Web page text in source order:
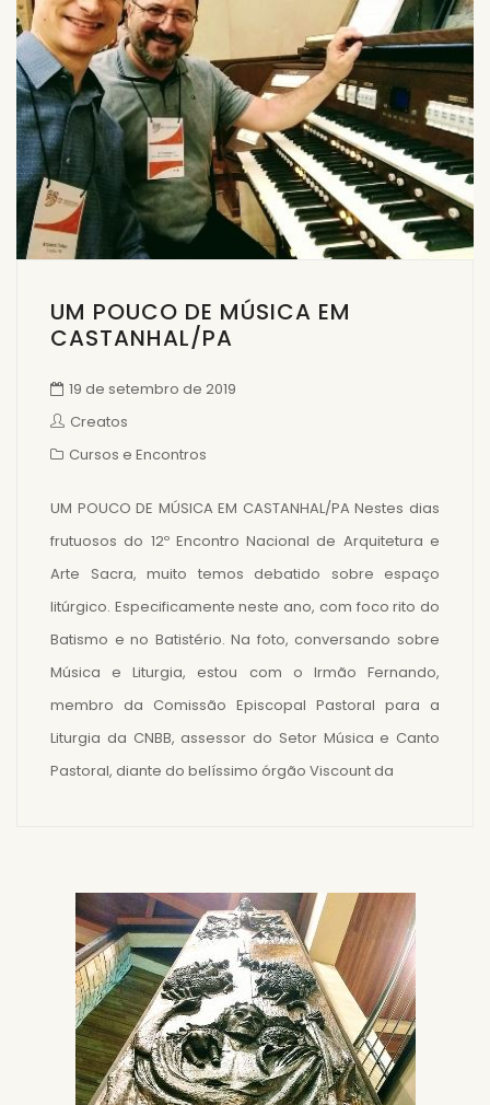
UM POUCO DE MÚSICA EM
CASTANHAL/PA
19 de setembro de 2019
Creatos
Cursos e Encontros
UM POUCO DE MÚSICA EM CASTANHAL/PA Nestes dias
frutuosos do 12º Encontro Nacional de Arquitetura e
Arte Sacra, muito temos debatido sobre espaço
litúrgico. Especificamente neste ano, com foco rito do
Batismo e no Batistério. Na foto, conversando sobre
Música e Liturgia, estou com o Irmão Fernando,
membro da Comissão Episcopal Pastoral para a
Liturgia da CNBB, assessor do Setor Música e Canto
Pastoral, diante do belíssimo órgão Viscount da